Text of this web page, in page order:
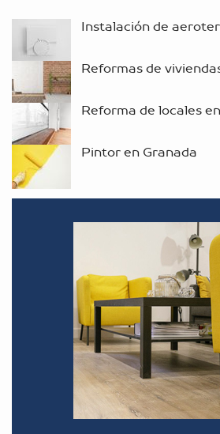
Instalación de
Reformas de
Reforma de locales
Pintor en Granada